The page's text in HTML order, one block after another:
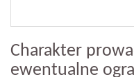
Charakter
ewentualne